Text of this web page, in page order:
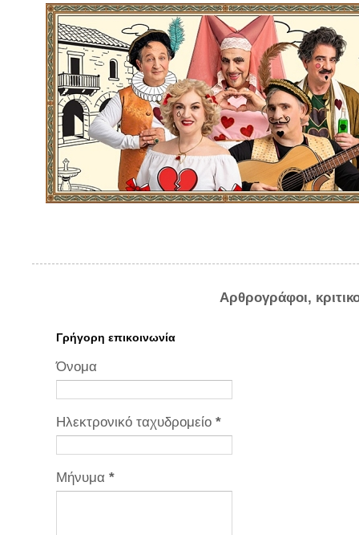
Αρθρογράφοι,
Γρήγορη επικοινωνία
Όνομα
Ηλεκτρονικό ταχυδρομείο *
Μήνυμα *